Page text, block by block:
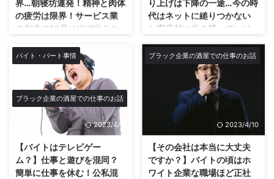
してもきちんと明記していれば
OKだということを。 賞味期限切
れの食品を販売したという理由で
法律で罰せられるということはあ
りません。 じゃあどのような場
合は駄目なのか？ つまりPOPな
どで賞味期限切れの記載がちゃん
とされているかが重要ということ
ですね。 うちの会社でもこれは
売れるだろ！と思って仕入れた商
品がまさかの全然売れずに鬼のよ
うに在庫を抱えることも少なくな
い。 さらには残りの数本や数 ...
の指摘の攻撃も多い。 そんなク
レームあるの？というクレームば
かりだ。流石にネットで全国のお
客様のお相手をするとこんなに大
変なのかと思う毎日です。 てか
なんでクレーム対応まで俺やね
ん！なんて思っちゃいますが流石
ブラック企業です。 なんでもマ
ルチに出来るハイブリット人間じ
ゃないと対応できませんからねブ
界…朝寝坊連発！精神と肉体
の疲労は限界！サービス業
の年末の12月はほぼ休みな
当たり前に暗黙の了解で休
日出勤を強要！労働時間は
350時間超え…過労過ぎて体
が言う事を聞かない…疲れで
フラフラのブラック企業の
最終週のお話…
とまらない寝坊。疲労は限界。過
労。 ブラック企業の年末は超過
酷です。 最近寝坊ばっかりして
る。会社に遅刻まではしてないが
り上げは下降の一途…今の時
代はネットに縋りつかない
と実店舗は生き残っていけ
社長では順応して着いてい
くことはもう無理！？
ネットショップに感じる無限の可
能性… 縋るしかないネットのパワ
ーについて！ やはりアフィリエ
イトやブログをしているとのネッ
トの凄さを感じたりします。 自
分のブログはこんなに読んでくれ
ている人いるんだなぁ～とか、リ
アルタイムでこんなに全国、全世
バイト・パート事情
ブラック企業の酒屋での仕事のお話
2023/4/11
【バイトはテレビゲー
ム？】仕事と遊びを混同？
簡単に仕事を休む！公私混
ブラック企業の酒屋での仕事のお話
2023/4/10
【その会社は本当に大丈夫
ですか？】バイトの頃はホ
ワイト企業な職場ほど正社